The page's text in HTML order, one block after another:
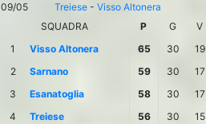
09/05
Treiese - Visso Altonera
SQUADRA
P G V
1
Visso Altonera 65 30 19
2
Sarnano 59 30 17
3
Esanatoglia 58 30 17
4
Treiese 56 30 15